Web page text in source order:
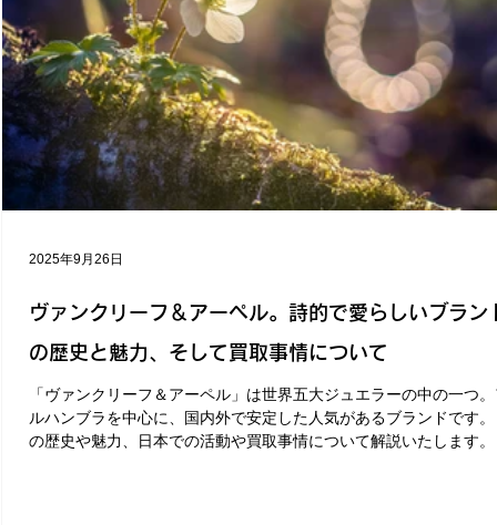
ヴァンクリーフ＆アーペル。詩的で愛らしいブラン
の歴史と魅力、そして買取事情について
「ヴァンクリーフ＆アーペル」は世界五大ジュエラーの中の一つ
ルハンブラを中心に、国内外で安定した人気があるブランドです
の歴史や魅力、日本での活動や買取事情について解説いたします。
2025年9月26日